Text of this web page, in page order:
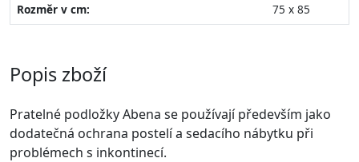
Rozměr v cm:
75 x 85
Popis zboží
Pratelné podložky Abena se používají především jako
dodatečná ochrana postelí a sedacího nábytku při
problémech s inkontinecí.